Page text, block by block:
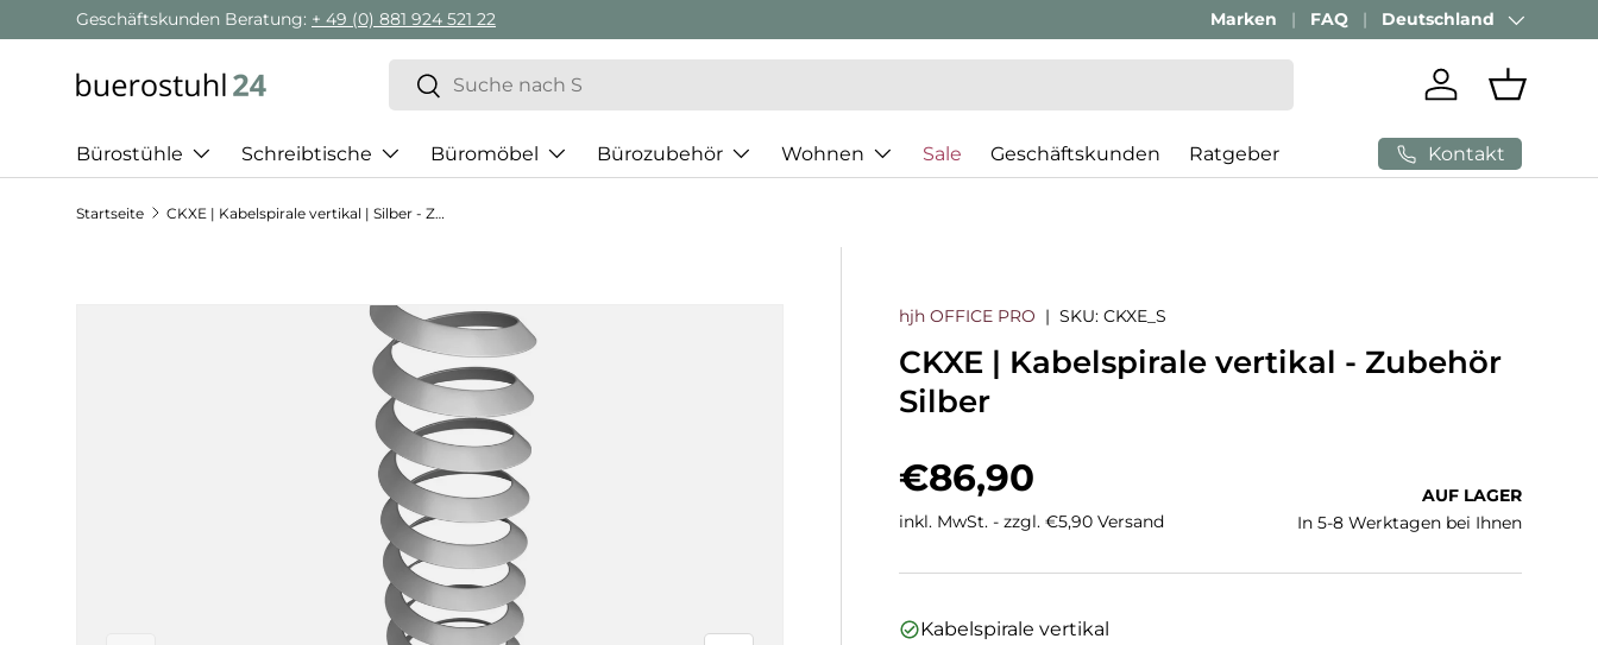
Direkt zum Inhalt
Geschäftskunden Beratung: + 49 (0) 881 924 521 22 Passenden Bürostuhl finden mitAI-Beratung
Marken FAQ Land/Region
Deutschland
Suchen
Suchen
Einloggen
Bürostühle Schreibtische Büromöbel Bürozubehör Wohnen Sale Geschäftskunden Ratgeber Kontakt
Startseite CKXE | Kabelspirale vertikal | Silber - Zubehör
Zu Produktinformationen springen
hjh OFFICE PRO |SKU: CKXE_S
CKXE | Kabelspirale vertikal - Zubehör
Silber
Normaler Preis
€86,90
inkl. MwSt. - zzgl. €5,90 Versand
AUF LAGER
In 5-8 Werktagen bei Ihnen
Kabelspirale vertikal